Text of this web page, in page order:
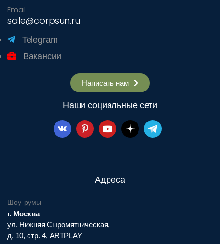
Адреса
Шоу-румы
г. Москва
ул. Нижняя Сыромятническая,
д. 10, стр. 4, ARTPLAY
Email
sale@corpsun.ru
Telegram
Вакансии
Написать нам
Наши социальные сети